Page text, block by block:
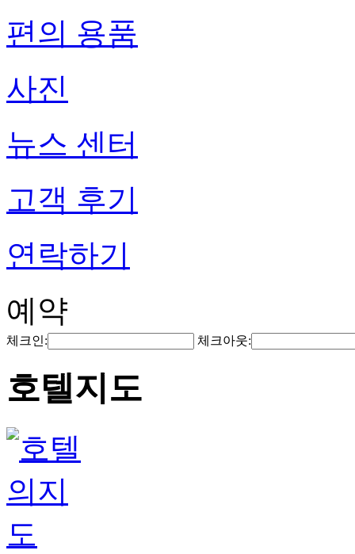
편의 용품
사진
뉴스 센터
고객 후기
연락하기
예약
체크인: 체크아웃:
호텔지도